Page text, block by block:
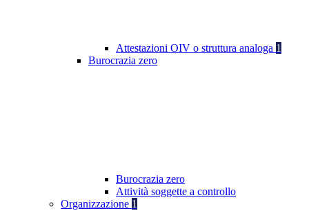
Attestazioni OIV o struttura analoga 1
Burocrazia zero
Burocrazia zero
Attività soggette a controllo
Organizzazione 1